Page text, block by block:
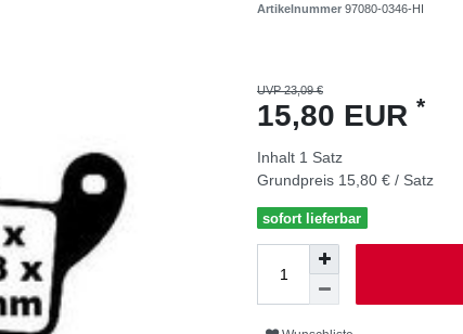
Artikelnummer 97080-0346-HI
UVP 23,09 €
15,80 EUR *
Inhalt 1 Satz
Grundpreis 15,80 € / Satz
sofort lieferbar